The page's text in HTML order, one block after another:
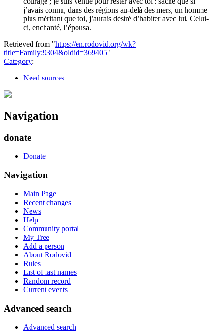
j’avais connu, dans des régions au-delà des mers, un homme
plus méritant que toi, j’aurais désiré d’habiter avec lui. Celui-
ci, enchanté, l’épousa.
Retrieved from "https://en.rodovid.org/wk?
title=Family:9304&oldid=369405"
Category:
Need sources
Navigation
donate
Donate
Navigation
Main Page
Recent changes
News
Help
Community portal
My Tree
Add a person
About Rodovid
Rules
List of last names
Random record
Current events
Advanced search
Advanced search